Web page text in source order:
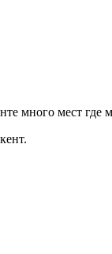
много мест где